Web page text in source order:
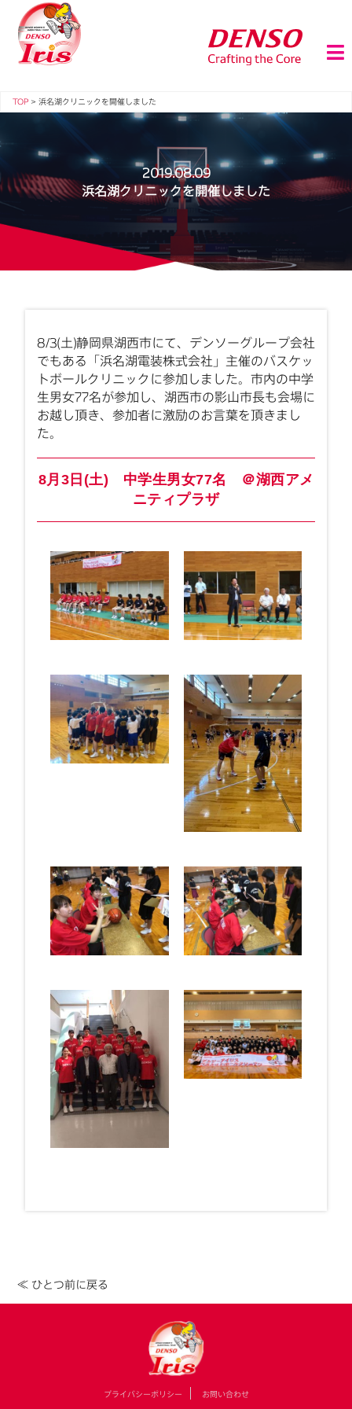
TOP > 浜名湖クリニックを開催しました
2019.08.09
浜名湖クリニックを開催しました
8/3(土)静岡県湖西市にて、デンソーグループ会社
でもある「浜名湖電装株式会社」主催のバスケッ
トボールクリニックに参加しました。市内の中学
生男女77名が参加し、湖西市の影山市長も会場に
お越し頂き、参加者に激励のお言葉を頂きまし
た。
8月3日(土) 中学生男女77名 ＠湖西アメ
ニティプラザ
≪ ひとつ前に戻る
プライバシーポリシー お問い合わせ